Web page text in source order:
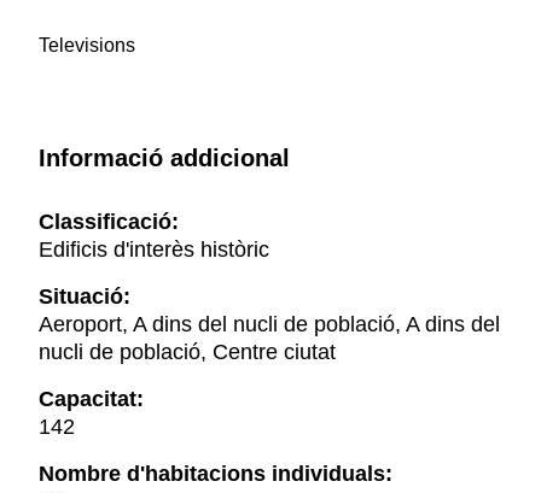
Televisions
Informació addicional
Classificació:
Edificis d'interès històric
Situació:
Aeroport, A dins del nucli de població, A dins del
nucli de població, Centre ciutat
Capacitat:
142
Nombre d'habitacions individuals: